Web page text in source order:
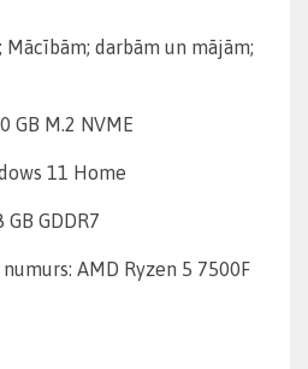
Mācībām; darbām un mājām;
GB M.2 NVME
11 Home
GDDR7
AMD Ryzen 5 7500F